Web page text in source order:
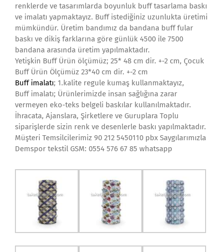
renklerde ve tasarımlarda boyunluk buff tasarlama baskı
ve imalatı yapmaktayız. Buff istediğiniz uzunlukta üretimi
mümkündür. Üretim bandımız da bandana buff fular
baskı ve dikiş farklarına göre günlük 4500 ile 7500
bandana arasında üretim yapılmaktadır.
Yetişkin Buff Ürün ölçümüz; 25* 48 cm dir. +-2 cm, Çocuk
Buff Ürün Ölçümüz 23*40 cm dir. +-2 cm
Buff imalatı; 1.kalite regule kumaş kullanmaktayız,
Buff imalatı; Ürünlerimizde insan sağlığına zarar
vermeyen eko-teks belgeli baskılar kullanılmaktadır.
İhracata, Ajanslara, Şirketlere ve Guruplara Toplu
siparişlerde sizin renk ve desenlerle baskı yapılmaktadır.
Müşteri Temsilcilerimiz 90 212 5450110 pbx Saygılarımızla
Demspor tekstil GSM: 0554 576 67 85 whatsapp